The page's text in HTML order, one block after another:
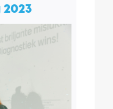
2023